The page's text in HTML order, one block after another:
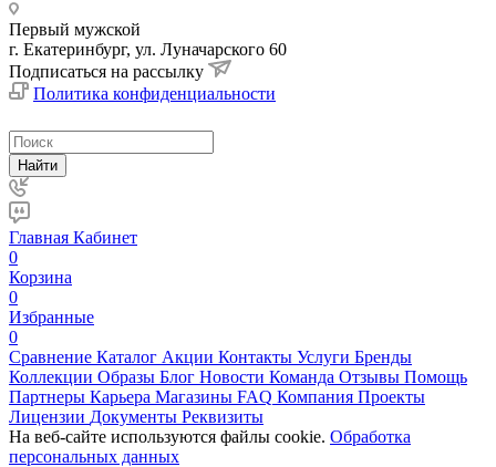
Первый мужской
г. Екатеринбург, ул. Луначарского 60
Подписаться на рассылку
Политика конфиденциальности
Найти
Главная Кабинет
0
Корзина
0
Избранные
0
Сравнение Каталог Акции Контакты Услуги Бренды
Коллекции Образы Блог Новости Команда Отзывы Помощь
Партнеры Карьера Магазины FAQ Компания Проекты
Лицензии Документы Реквизиты
На веб-сайте используются файлы cookie. Обработка
персональных данных